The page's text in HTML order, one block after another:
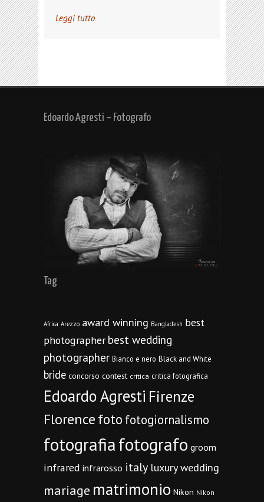
Leggi tutto
Edoardo Agresti – Fotografo
Tag
Africa Arezzo award winning Bangladesh best
photographer best wedding
photographer Bianco e nero Black and White
bride concorso contest critica critica fotografica
Edoardo Agresti Firenze
Florencefoto fotogiornalismo
fotografiafotografo groom
infrared infrarosso italy luxury wedding
mariage matrimonio Nikon Nikon